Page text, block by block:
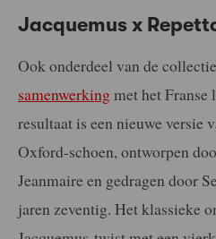
Jacquemus x
Ook onderdeel van de
samenwerkingmet het Franse
resultaat is een nieuwe versie
Oxford-schoen, ontworpen
Jeanmaire en gedragen door
jaren zeventig. Het klassieke